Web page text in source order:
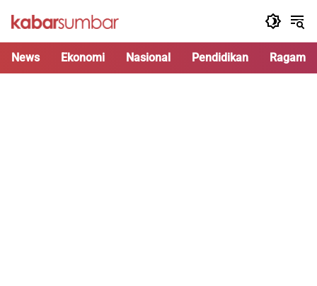
News Ekonomi Nasional Pendidikan Ragam